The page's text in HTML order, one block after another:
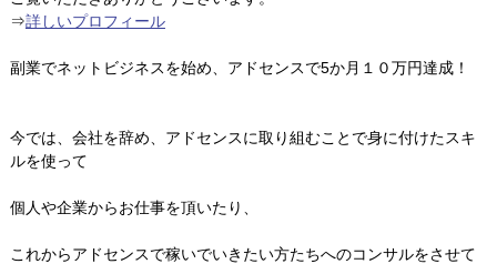
⇒詳しいプロフィール
副業でネットビジネスを始め、アドセンスで5か月１０万円達成！
今では、会社を辞め、アドセンスに取り組むことで身に付けたスキ
ルを使って
個人や企業からお仕事を頂いたり、
これからアドセンスで稼いでいきたい方たちへのコンサルをさせて